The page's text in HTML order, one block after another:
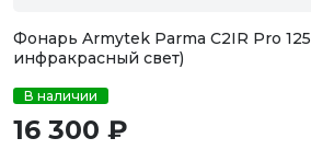
Фонарь Armytek Parma C2IR Pro
инфракрасный свет)
В наличии
16 300 ₽